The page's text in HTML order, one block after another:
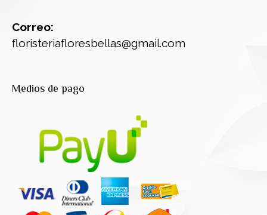
Correo:
floristeriafloresbellas@gmail.com
Medios de pago